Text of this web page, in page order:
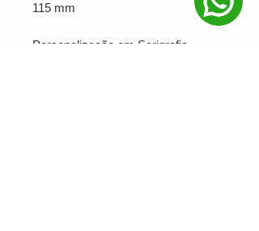
115 mm
Personalização em Serigrafia